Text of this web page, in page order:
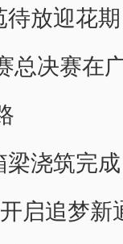
放迎花
总决赛在
梁浇筑完成
启追梦新